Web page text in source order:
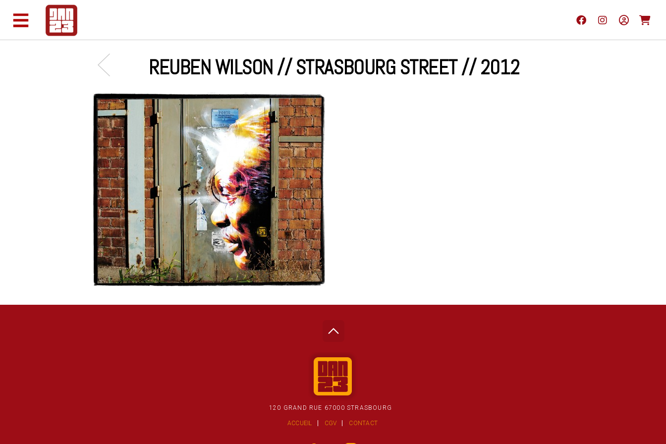
REUBEN WILSON // STRASBOURG STREET // 2012
120 GRAND RUE 67000 STRASBOURG
ACCUEIL CGV CONTACT